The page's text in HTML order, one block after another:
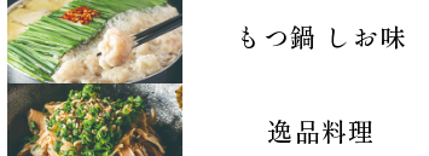
もつ鍋 しお味
逸品料理